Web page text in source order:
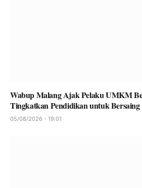
Wabup Malang Ajak Pelaku UMKM
Tingkatkan Pendidikan untuk Bersaing
05/08/2026 - 19:01